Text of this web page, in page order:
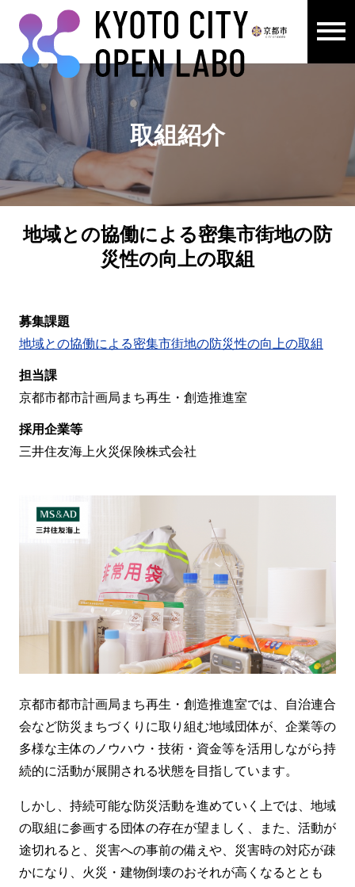
ここから本文です。
取組紹介
地域との協働による密集市街地の防
災性の向上の取組
募集課題
地域との協働による密集市街地の防災性の向上の取組
担当課
京都市都市計画局まち再生・創造推進室
採用企業等
三井住友海上火災保険株式会社
京都市都市計画局まち再生・創造推進室では、自治連合
会など防災まちづくりに取り組む地域団体が、企業等の
多様な主体のノウハウ・技術・資金等を活用しながら持
続的に活動が展開される状態を目指しています。
しかし、持続可能な防災活動を進めていく上では、地域
の取組に参画する団体の存在が望ましく、また、活動が
途切れると、災害への事前の備えや、災害時の対応が疎
かになり、火災・建物倒壊のおそれが高くなるととも